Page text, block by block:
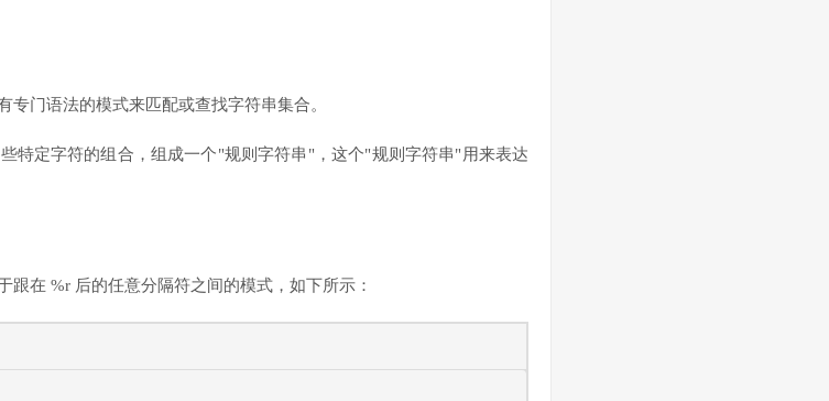
专门语法的模式来匹配或查找字符串集合。
特定字符的组合，组成一个"规则字符串"，这个"规则字符串"用来表达
跟在 %r 后的任意分隔符之间的模式，如下所示：